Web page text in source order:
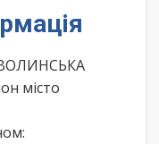
ВОЛИНСЬКА
місто